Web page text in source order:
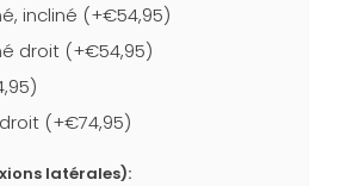
incliné (+€54,95)
droit (+€54,95)
(+€74,95)
latérales):